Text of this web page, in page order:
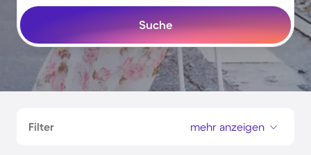
Suche
Filter mehr anzeigen